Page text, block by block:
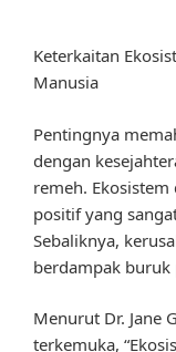
Keterkaitan
Manusia
Pentingnya
dengan
remeh.
positif yang
Sebaliknya,
berdampak buruk
Menurut Dr. Jane
terkemuka,